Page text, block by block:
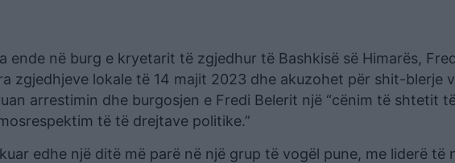
ende në burg e kryetarit të zgjedhur të Bashkisë së Himarës,
zgjedhjeve lokale të 14 majit 2023 dhe akuzohet për shit-blerje
arrestimin dhe burgosjen e Fredi Belerit një “cënim të shtetit
të të drejtave politike.”
edhe një ditë më parë në një grup të vogël pune, me liderë të